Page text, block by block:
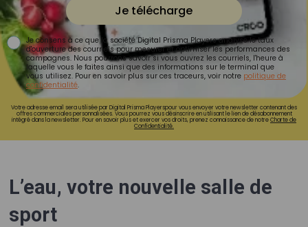
Je télécharge
Je consens à ce que la société Digital Prisma Players analyse le taux
d'ouverture des courriels pour mesurer et optimiser les performances des
campagnes. Nous pourrons savoir si vous ouvrez les courriels, l'heure à
laquelle vous le faites ainsi que des informations sur le terminal que
vous utilisez. Pour en savoir plus sur ces traceurs, voir notre politique de
confidentialité.
Votre adresse email sera utilisée par Digital Prisma Playerspour vous envoyer votre newsletter contenant des
offres commerciales personnalisées. Vous pourrez vous désinscrire en utilisant le lien de désabonnement
intégré dans la newsletter. Pour en savoir plus et exercer vos droits, prenez connaissance de notreCharte de
Confidentialité.
L’eau, votre nouvelle salle de
sport